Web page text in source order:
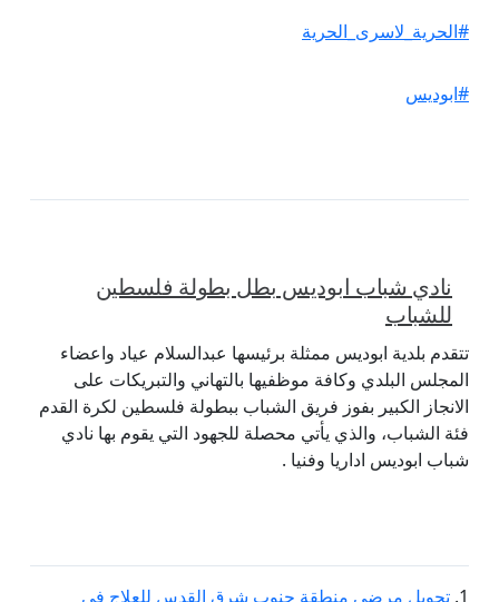
#الحرية_لاسرى_الحرية
#ابوديس
نادي شباب ابوديس بطل بطولة فلسطين
للشباب
تتقدم بلدية ابوديس ممثلة برئيسها عبدالسلام عياد واعضاء
المجلس البلدي وكافة موظفيها بالتهاني والتبريكات على
الانجاز الكبير بفوز فريق الشباب ببطولة فلسطين لكرة القدم
فئة الشباب، والذي يأتي محصلة للجهود التي يقوم بها نادي
شباب ابوديس اداريا وفنيا .
تحويل مرضى منطقة جنوب شرق القدس للعلاج في